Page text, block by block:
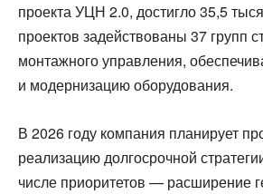
проекта УЦН 2.0, достигло 35,5
проектов задействованы 37 групп
монтажного управления,
и модернизацию оборудования.
В 2026 году компания планирует
реализацию долгосрочной
числе приоритетов — расширение